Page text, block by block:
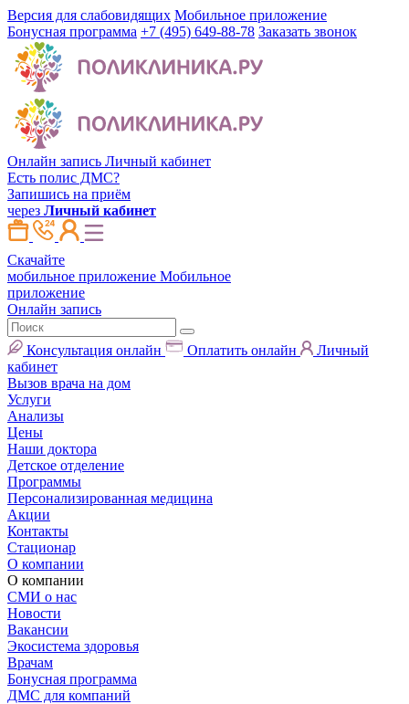
Версия для слабовидящих Мобильное приложение
Бонусная программа +7 (495) 649-88-78 Заказать звонок
Онлайн запись Личный кабинет
Есть полис ДМС?
Запишись на приём
через Личный кабинет
Скачайте
мобильное приложение Мобильное
приложение
Онлайн запись
Консультация онлайн Оплатить онлайн
Личный
кабинет
Вызов врача на дом
Услуги
Анализы
Цены
Наши доктора
Детское отделение
Программы
Персонализированная медицина
Акции
Контакты
Стационар
О компании
О компании
СМИ о нас
Новости
Вакансии
Экосистема здоровья
Врачам
Бонусная программа
ДМС для компаний